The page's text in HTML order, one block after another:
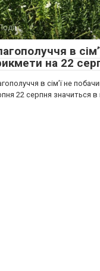
в
на 22
в сім’ї не
22 серпня значиться